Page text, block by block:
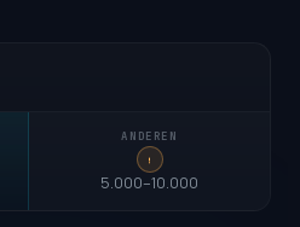
5.000–10.000